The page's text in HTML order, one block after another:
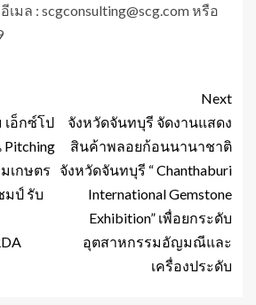
มล : scgconsulting@scg.com หรือ
เอ็กซ์โป
เกษตร
มป์ รับ
Next
จังหวัดจันทบุรี จัดงานแสดง
สินค้าพลอยก้อนนานาชาติ
จังหวัดจันทบุรี “ Chanthaburi
International Gemstone
Exhibition” เพื่อยกระดับ
อุตสาหกรรมอัญมณีและ
เครื่องประดับ